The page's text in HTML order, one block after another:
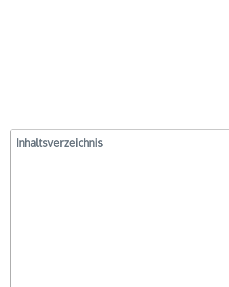
Inhaltsverzeichnis